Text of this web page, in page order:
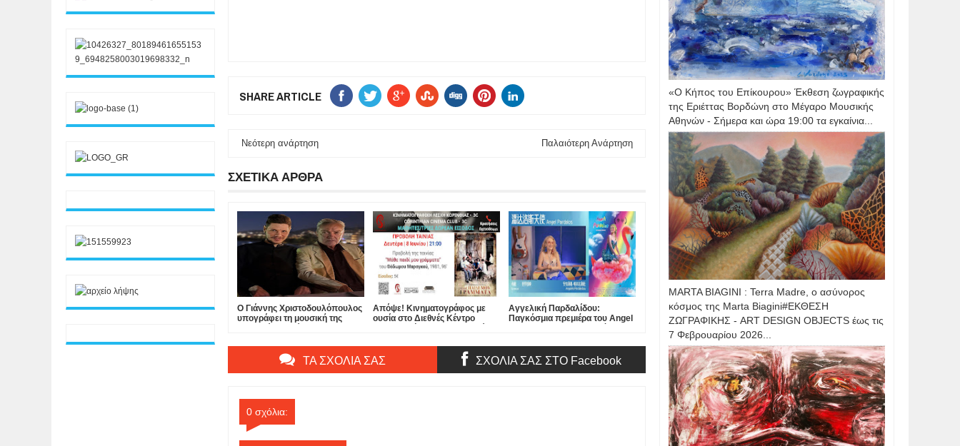
SHARE ARTICLE
Νεότερη ανάρτηση Παλαιότερη Ανάρτηση
ΣΧΕΤΙΚΑ ΑΡΘΡΑ
Ο Γιάννης Χριστοδουλόπουλος
υπογράφει τη μουσική της
Απόψε! Κινηματογράφος με
ουσία στο Διεθνές Κέντρο
παρουσία του σκηνοθέτη
Θόδωρου Μαραγκού
Αγγελική Παρδαλίδου:
Παγκόσμια πρεμιέρα του Angel
ΤΑ ΣΧΟΛΙΑ ΣΑΣ ΣΧΟΛΙΑ ΣΑΣ ΣΤΟ Facebook
0 σχόλια:
«Ο Κήπος του Επίκουρου» Έκθεση ζωγραφικής
της Εριέττας Βορδώνη στο Μέγαρο Μουσικής
Αθηνών - Σήμερα και ώρα 19:00 τα εγκαίνια...
MARTA BIAGINI : Terra Madre, ο ασύνορος
κόσμος της Marta Biagini#ΕΚΘΕΣΗ
ΖΩΓΡΑΦΙΚΗΣ - ART DESIGN OBJECTS έως τις
7 Φεβρουαρίου 2026...